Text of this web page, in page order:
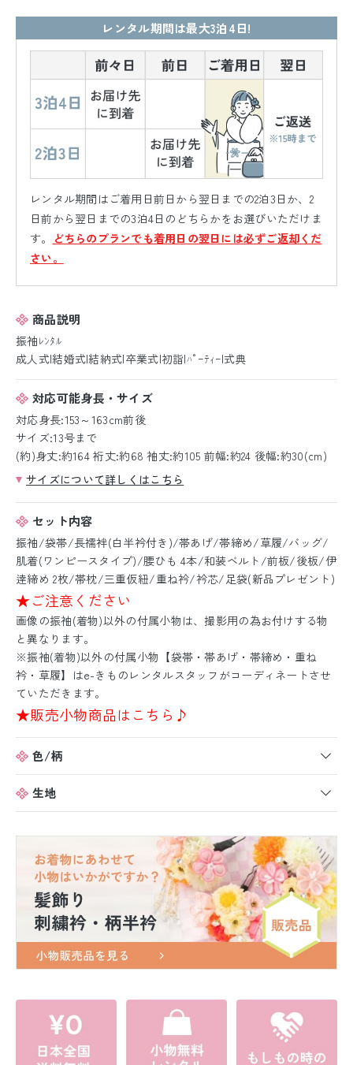
レンタル期間は最大3泊4日!
レンタル期間はご着用日前日から翌日までの2泊3日か、2
日前から翌日までの3泊4日のどちらかをお選びいただけま
す。
どちらのプランでも着用日の翌日には必ずご返却くだ
さい。
商品説明
振袖ﾚﾝﾀﾙ
成人式|結婚式|結納式|卒業式|初詣|ﾊﾟｰﾃｨｰ|式典
対応可能身長・サイズ
対応身長:153～163cm前後
サイズ:13号まで
(約)身丈:約164 裄丈:約68 袖丈:約105 前幅:約24 後幅:約30(cm)
サイズについて詳しくはこちら
セット内容
振袖/袋帯/長襦袢(白半衿付き)/帯あげ/帯締め/草履/バッグ/
肌着(ワンピースタイプ)/腰ひも 4本/和装ベルト/前板/後板/伊
逹締め 2枚/帯枕/三重仮紐/重ね衿/衿芯/足袋(新品プレゼント)
★ご注意ください
画像の振袖(着物)以外の付属小物は、撮影用の為お付けする物
と異なります。
※振袖(着物)以外の付属小物【袋帯・帯あげ・帯締め・重ね
衿・草履】はe-きものレンタルスタッフがコーディネートさせ
ていただきます。
★販売小物商品はこちら♪
色/柄
生地